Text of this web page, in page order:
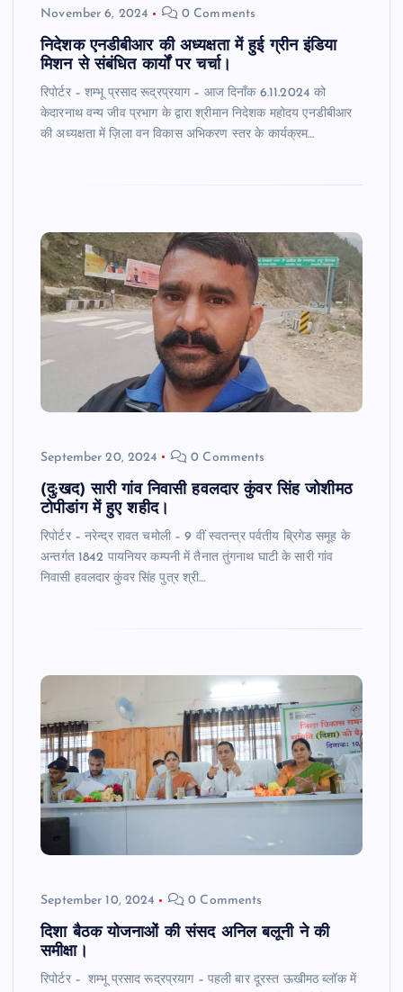
November 6, 2024 0 Comments
निदेशक एनडीबीआर की अध्यक्षता में हुई ग्रीन इंडिया
मिशन से संबंधित कार्यों पर चर्चा।
रिपोर्टर – शम्भू प्रसाद रूद्रप्रयाग – आज दिनाँक 6.11.2024 को
केदारनाथ वन्य जीव प्रभाग के द्वारा श्रीमान निदेशक महोदय एनडीबीआर
की अध्यक्षता में ज़िला वन विकास अभिकरण स्तर के कार्यक्रम…
September 20, 2024 0 Comments
(दु:खद) सारी गांव निवासी हवलदार कुंवर सिंह जोशीमठ
टोपीडांग में हुए शहीद।
रिपोर्टर – नरेन्द्र रावत चमोली – 9 वीं स्वतन्त्र पर्वतीय ब्रिगेड समूह के
अन्तर्गत 1842 पायनियर कम्पनी में तैनात तुंगनाथ घाटी के सारी गांव
निवासी हवलदार कुंवर सिंह पुत्र श्री…
September 10, 2024 0 Comments
दिशा बैठक योजनाओं की संसद अनिल बलूनी ने की
समीक्षा।
रिपोर्टर – शम्भू प्रसाद रूद्रप्रयाग – पहली बार दूरस्त ऊखीमठ ब्लॉक में